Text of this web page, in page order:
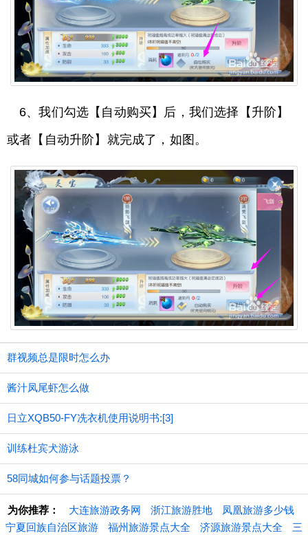
6、我们勾选【自动购买】后，我们选择【升阶】
或者【自动升阶】就完成了，如图。
群视频总是限时怎么办
酱汁凤尾虾怎么做
日立XQB50-FY冼衣机使用说明书:[3]
训练杜宾犬游泳
58同城如何参与话题投票？
为你推荐： 大连旅游政务网 浙江旅游胜地
凤凰旅游多少钱
宁夏回族自治区旅游
福州旅游景点大全 济源旅游景点大全 三